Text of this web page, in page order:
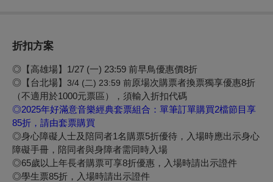
折扣方案
◎【高雄場】1/27 (一) 23:59 前早鳥優惠價8折
◎【台北場】 3/4 (二) 23:59 前原場次購票者換票獨享優惠8折
（不適用於1000元票區），須輸入折扣代碼
◎2025年好滿意音樂經典套票組合：單筆訂單購買2檔節目享
85折，請由套票購買
◎身心障礙人士及陪同者1名購票5折優待，入場時應出示身心
障礙手冊，陪同者與身障者需同時入場
◎65歲以上年長者購票可享8折優惠，入場時請出示證件
◎學生票85折，入場時請出示證件